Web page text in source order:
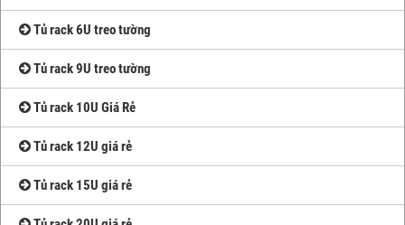
Tủ rack 6U treo tường
Tủ rack 9U treo tường
Tủ rack 10U Giá Rẻ
Tủ rack 12U giá rẻ
Tủ rack 15U giá rẻ